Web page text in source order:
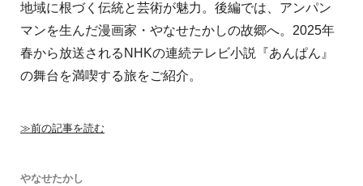
地域に根づく伝統と芸術が魅力。後編では、アンパン
マンを生んだ漫画家・やなせたかしの故郷へ。2025年
春から放送されるNHKの連続テレビ小説『あんぱん』
の舞台を満喫する旅をご紹介。
≫前の記事を読む
やなせたかし